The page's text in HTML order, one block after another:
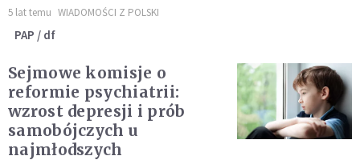
5 lat temu WIADOMOŚCI Z POLSKI
PAP / df
Sejmowe komisje o
reformie psychiatrii:
wzrost depresji i prób
samobójczych u
najmłodszych